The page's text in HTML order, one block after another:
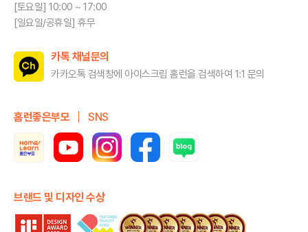
[토요일] 10:00 ~ 17:00
[일요일/공휴일] 휴무
카톡 채널문의
카카오톡 검색창에 아이스크림 홈런을 검색하여 1:1 문의
홈런좋은부모 SNS
브랜드 및 디자인 수상